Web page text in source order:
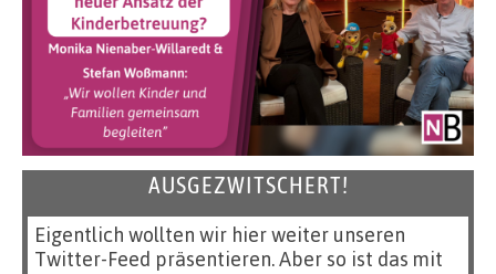
AUSGEZWITSCHERT!
Eigentlich wollten wir hier weiter unseren
Twitter-Feed präsentieren. Aber so ist das mit